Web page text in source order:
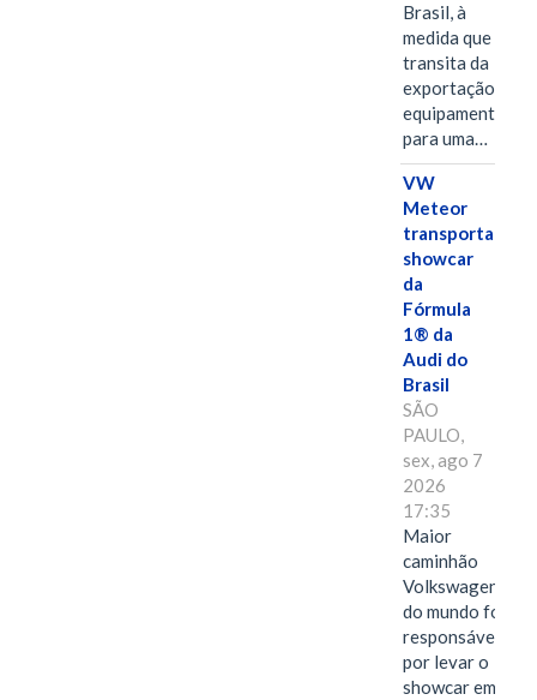
Brasil, à
medida que
transita da
exportação de
equipamentos
para uma…
VW
Meteor
transporta
showcar
da
Fórmula
1® da
Audi do
Brasil
SÃO
PAULO,
sex, ago 7
2026
17:35
Maior
caminhão
Volkswagen
do mundo foi
responsável
por levar o
showcar em